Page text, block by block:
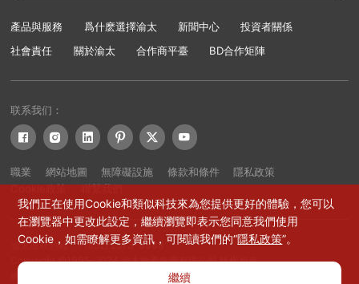
產品與服務 爲什麽選擇渝太 新聞中心
投資者關係
社會責任
關於渝太 合作商平臺 BD合作矩陣
联系我们：
     
職業 網站地圖 無障礙設施 條款和條件
隱私政策
Cookie政策
聯繫我們
渝太服務熱綫：+(852) 2573-8888
Copyright ©1995-2024 渝太地產集團有限公司 版權所有
我們正在使用Cookie和類似科技來為您提供更好的體驗，您可以
在瀏覽器中更改此設定，繼續瀏覽即表示您同意我們使用
Cookie，如需瞭解更多資訊，可閱讀我們的“隱私政策”。
繼續